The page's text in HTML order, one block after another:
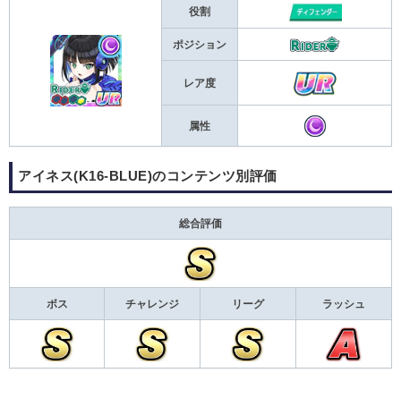
役割
ポジション
レア度
属性
アイネス(K16-BLUE)のコンテンツ別評価
総合評価
ボス チャレンジ リーグ ラッシュ